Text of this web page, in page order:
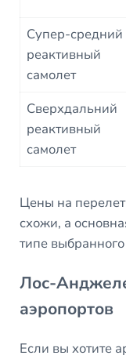
Супер-средний
реактивный
самолет
Сверхдальний
реактивный
самолет
Цены на
схожи, а
типе
Лос-
аэропортов
Если вы хотите